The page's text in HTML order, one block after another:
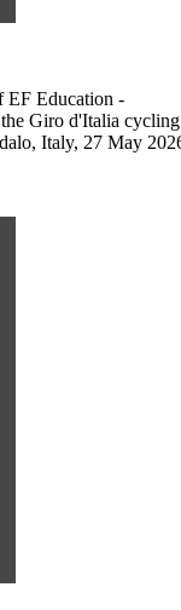
EF Education -
Giro d'Italia cycling
Italy, 27 May